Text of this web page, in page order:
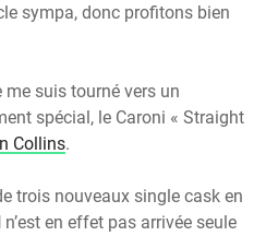
sympa, donc profitons bien
me suis tourné vers un
spécial, le Caroni « Straight
Collins.
trois nouveaux single cask en
n’est en effet pas arrivée seule